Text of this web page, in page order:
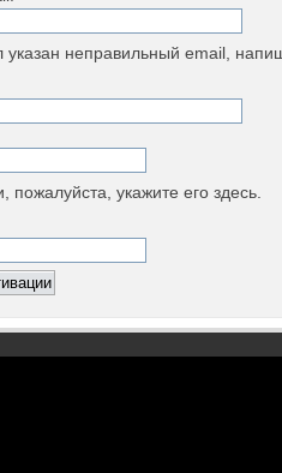
указан неправильный email,
пожалуйста, укажите его здесь.